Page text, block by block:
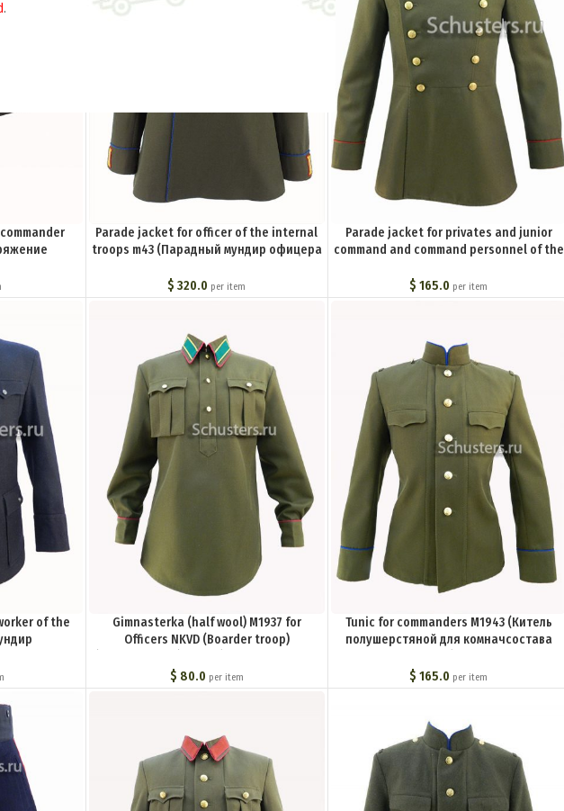
.
Parade jacket for officer of the internal
troops m43 (Парадный мундир офицера
U
$ 320.0 per item
Parade jacket for privates and junior
command and command personnel of the
для рядового и младшего командного и
начальствующего состава внутренних
$ 165.0 per item
of the
Gimnasterka (half wool) M1937 for
Officers NKVD (Boarder troop)
для комначсостава НКВД обр.1937 г.
(Погранвойска)) M3-140-U
$ 80.0 per item
Tunic for commanders M1943 (Китель
полушерстяной для комначсостава
$ 165.0 per item